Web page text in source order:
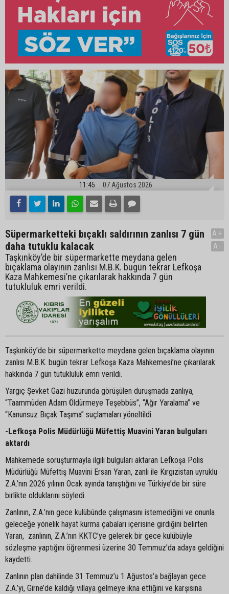
11:45 07 Ağustos 2026
Süpermarketteki bıçaklı saldırının zanlısı 7 gün
daha tutuklu kalacak
Taşkınköy’de bir süpermarkette meydana gelen
bıçaklama olayının zanlısı M.B.K. bugün tekrar Lefkoşa
Kaza Mahkemesi’ne çıkarılarak hakkında 7 gün
tutukluluk emri verildi.
A+
A-
Taşkınköy’de bir süpermarkette meydana gelen bıçaklama olayının
zanlısı M.B.K. bugün tekrar Lefkoşa Kaza Mahkemesi’ne çıkarılarak
hakkında 7 gün tutukluluk emri verildi.
Yargıç Şevket Gazi huzurunda görüşülen duruşmada zanlıya,
“Taammüden Adam Öldürmeye Teşebbüs”, “Ağır Yaralama” ve
“Kanunsuz Bıçak Taşıma” suçlamaları yöneltildi.
-Lefkoşa Polis Müdürlüğü Müfettiş Muavini Yaran bulguları
aktardı
Mahkemede soruşturmayla ilgili bulguları aktaran Lefkoşa Polis
Müdürlüğü Müfettiş Muavini Ersan Yaran, zanlı ile Kırgızistan uyruklu
Z.A.’nın 2026 yılının Ocak ayında tanıştığını ve Türkiye’de bir süre
birlikte olduklarını söyledi.
Zanlının, Z.A.’nın gece kulübünde çalışmasını istemediğini ve onunla
geleceğe yönelik hayat kurma çabaları içerisine girdiğini belirten
Yaran, zanlının, Z.A.’nın KKTC’ye gelerek bir gece kulübüyle
sözleşme yaptığını öğrenmesi üzerine 30 Temmuz’da adaya geldiğini
kaydetti.
Zanlının plan dahilinde 31 Temmuz’u 1 Ağustos’a bağlayan gece
Z.A.’yı, Girne’de kaldığı villaya gelmeye ikna ettiğini ve karşısına